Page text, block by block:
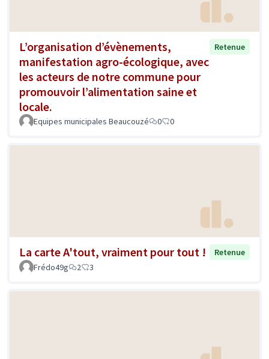
L’organisation d’évènements,
manifestation agro-écologique, avec
les acteurs de notre commune pour
promouvoir l’alimentation saine et
locale.
Retenue
Equipes municipales Beaucouzé 0 0
La carte A'tout, vraiment pour tout !
Retenue
Frédo49g
2 3